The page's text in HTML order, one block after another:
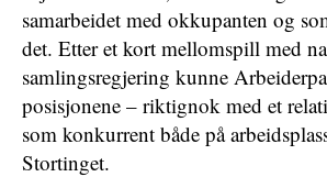
samarbeidet med okkupanten og
det. Etter et kort mellomspill med
samlingsregjering kunne
posisjonene – riktignok med et
som konkurrent både på
Stortinget.